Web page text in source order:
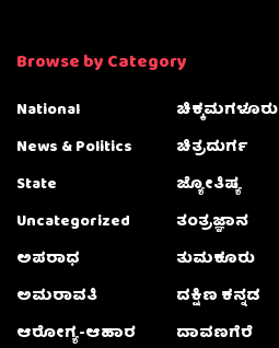
Browse by Category
National
News & Politics
State
Uncategorized
ಅಪರಾಧ
ಅಮರಾವತಿ
ಆರೋಗ್ಯ-ಆಹಾರ
ಚಿಕ್ಕಮಗಳೂರು
ಚಿತ್ರದುರ್ಗ
ಜ್ಯೋತಿಷ್ಯ
ತಂತ್ರಜ್ಞಾನ
ತುಮಕೂರು
ದಕ್ಷಿಣ ಕನ್ನಡ
ದಾವಣಗೆರೆ